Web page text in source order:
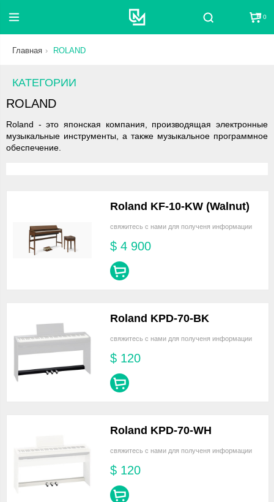
Поиск 0
Главная ROLAND
КАТЕГОРИИ
ROLAND
Roland - это японская компания, производящая электронные
музыкальные инструменты, а также музыкальное программное
обеспечение.
Roland KF-10-KW (Walnut)
свяжитесь с нами для полученя информации
$ 4 900
Roland KPD-70-BK
свяжитесь с нами для полученя информации
$ 120
Roland KPD-70-WH
свяжитесь с нами для полученя информации
$ 120